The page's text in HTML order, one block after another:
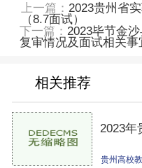
上一篇： 2023贵州省
（8.7面试）
下一篇： 2023毕节金
复审情况及面试相关事
相关推荐
2023年
贵州高校